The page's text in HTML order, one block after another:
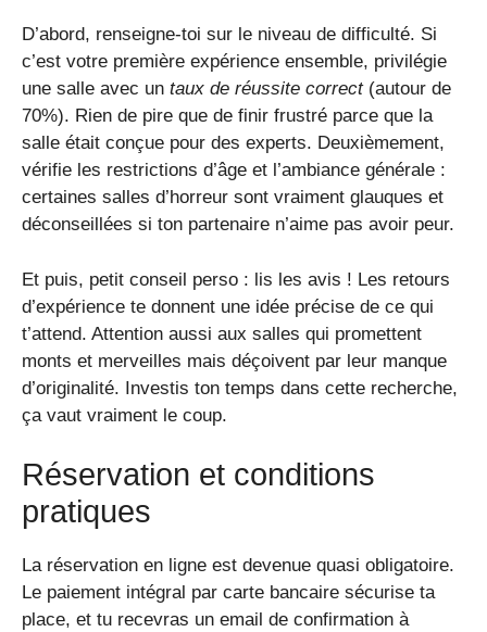
D’abord, renseigne-toi sur le niveau de difficulté. Si
c’est votre première expérience ensemble, privilégie
une salle avec un taux de réussite correct(autour de
70%). Rien de pire que de finir frustré parce que la
salle était conçue pour des experts. Deuxièmement,
vérifie les restrictions d’âge et l’ambiance générale :
certaines salles d’horreur sont vraiment glauques et
déconseillées si ton partenaire n’aime pas avoir peur.
Et puis, petit conseil perso : lis les avis ! Les retours
d’expérience te donnent une idée précise de ce qui
t’attend. Attention aussi aux salles qui promettent
monts et merveilles mais déçoivent par leur manque
d’originalité. Investis ton temps dans cette recherche,
ça vaut vraiment le coup.
Réservation et conditions
pratiques
La réservation en ligne est devenue quasi obligatoire.
Le paiement intégral par carte bancaire sécurise ta
place, et tu recevras un email de confirmation à